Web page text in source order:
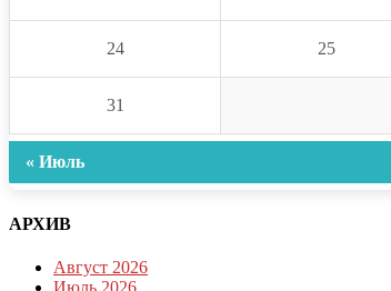
24 25
31
« Июль
АРХИВ
Август 2026
Июль 2026